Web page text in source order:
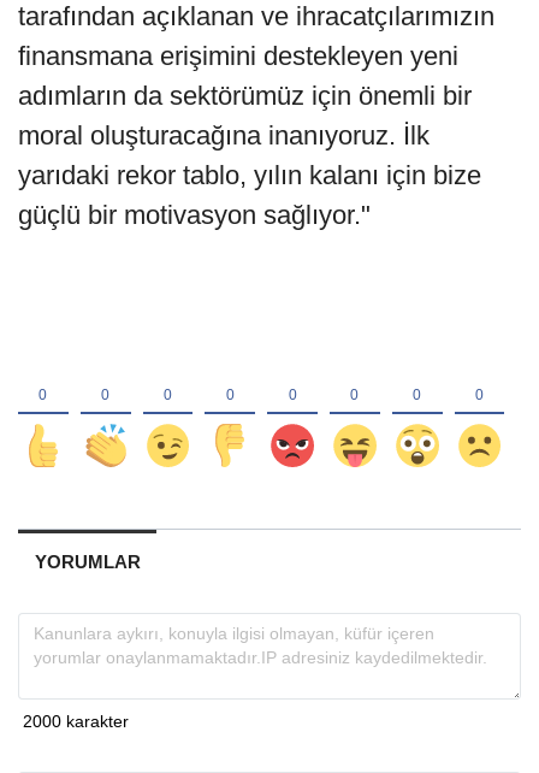
tarafından açıklanan ve ihracatçılarımızın
finansmana erişimini destekleyen yeni
adımların da sektörümüz için önemli bir
moral oluşturacağına inanıyoruz. İlk
yarıdaki rekor tablo, yılın kalanı için bize
güçlü bir motivasyon sağlıyor."
YORUMLAR